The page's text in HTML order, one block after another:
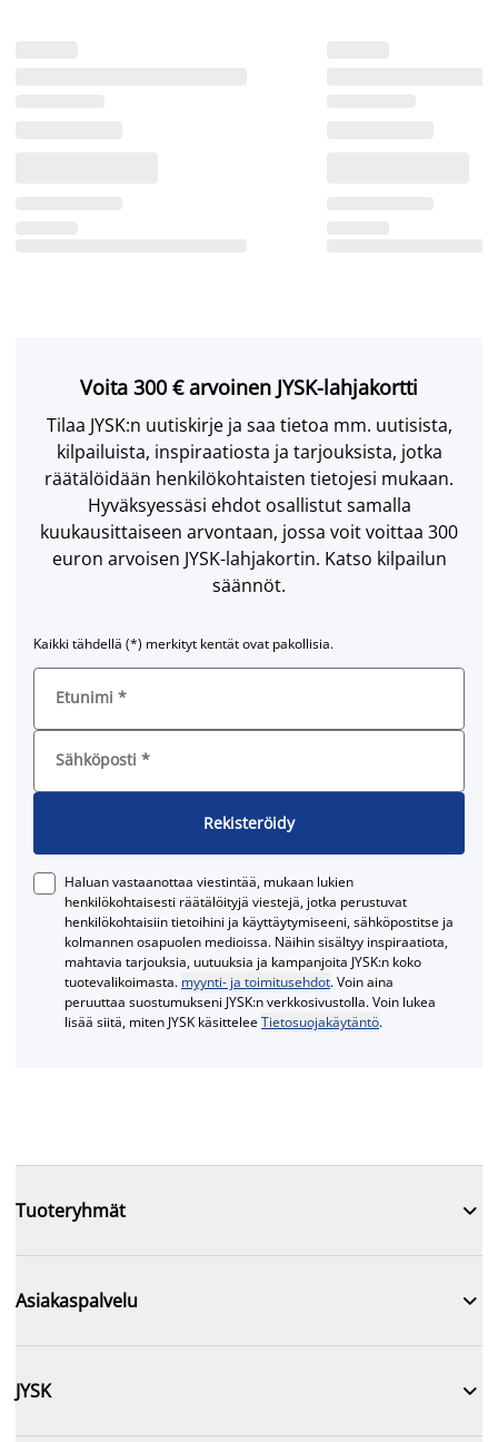
Voita 300 € arvoinen JYSK-lahjakortti
Tilaa JYSK:n uutiskirje ja saa tietoa mm. uutisista,
kilpailuista, inspiraatiosta ja tarjouksista, jotka
räätälöidään henkilökohtaisten tietojesi mukaan.
Hyväksyessäsi ehdot osallistut samalla
kuukausittaiseen arvontaan, jossa voit voittaa 300
euron arvoisen JYSK-lahjakortin. Katso kilpailun
säännöt.
Kaikki tähdellä (*) merkityt kentät ovat pakollisia.
Etunimi *
Sähköposti *
Rekisteröidy
Haluan vastaanottaa viestintää, mukaan lukien
henkilökohtaisesti räätälöityjä viestejä, jotka perustuvat
henkilökohtaisiin tietoihini ja käyttäytymiseeni, sähköpostitse ja
kolmannen osapuolen medioissa. Näihin sisältyy inspiraatiota,
mahtavia tarjouksia, uutuuksia ja kampanjoita JYSK:n koko
tuotevalikoimasta. myynti- ja toimitusehdot. Voin aina
peruuttaa suostumukseni JYSK:n verkkosivustolla. Voin lukea
lisää siitä, miten JYSK käsitteleeTietosuojakäytäntö.
Tuoteryhmät 
Asiakaspalvelu 
JYSK 